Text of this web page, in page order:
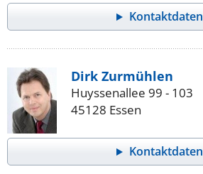
Kontaktdaten
Dirk Zurmühlen
Huyssenallee 99 - 103
45128 Essen
Kontaktdaten